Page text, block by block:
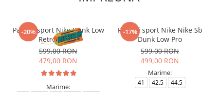
-20%
Pantofi sport Nike Dunk Low
Retro Panda
599,00 RON
479,00 RON
Marime:
-17%
Pantofi sport Nike Nike Sb
Dunk Low Pro
599,00 RON
499,00 RON
Marime:
41 42.5 44.5